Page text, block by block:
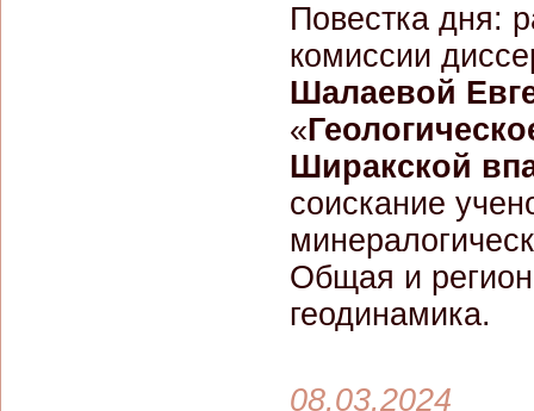
Повестка дня:
комиссии
Шалаевой
«
Ширакской
соискание
Общая и
геодинамика.
08.03.2024